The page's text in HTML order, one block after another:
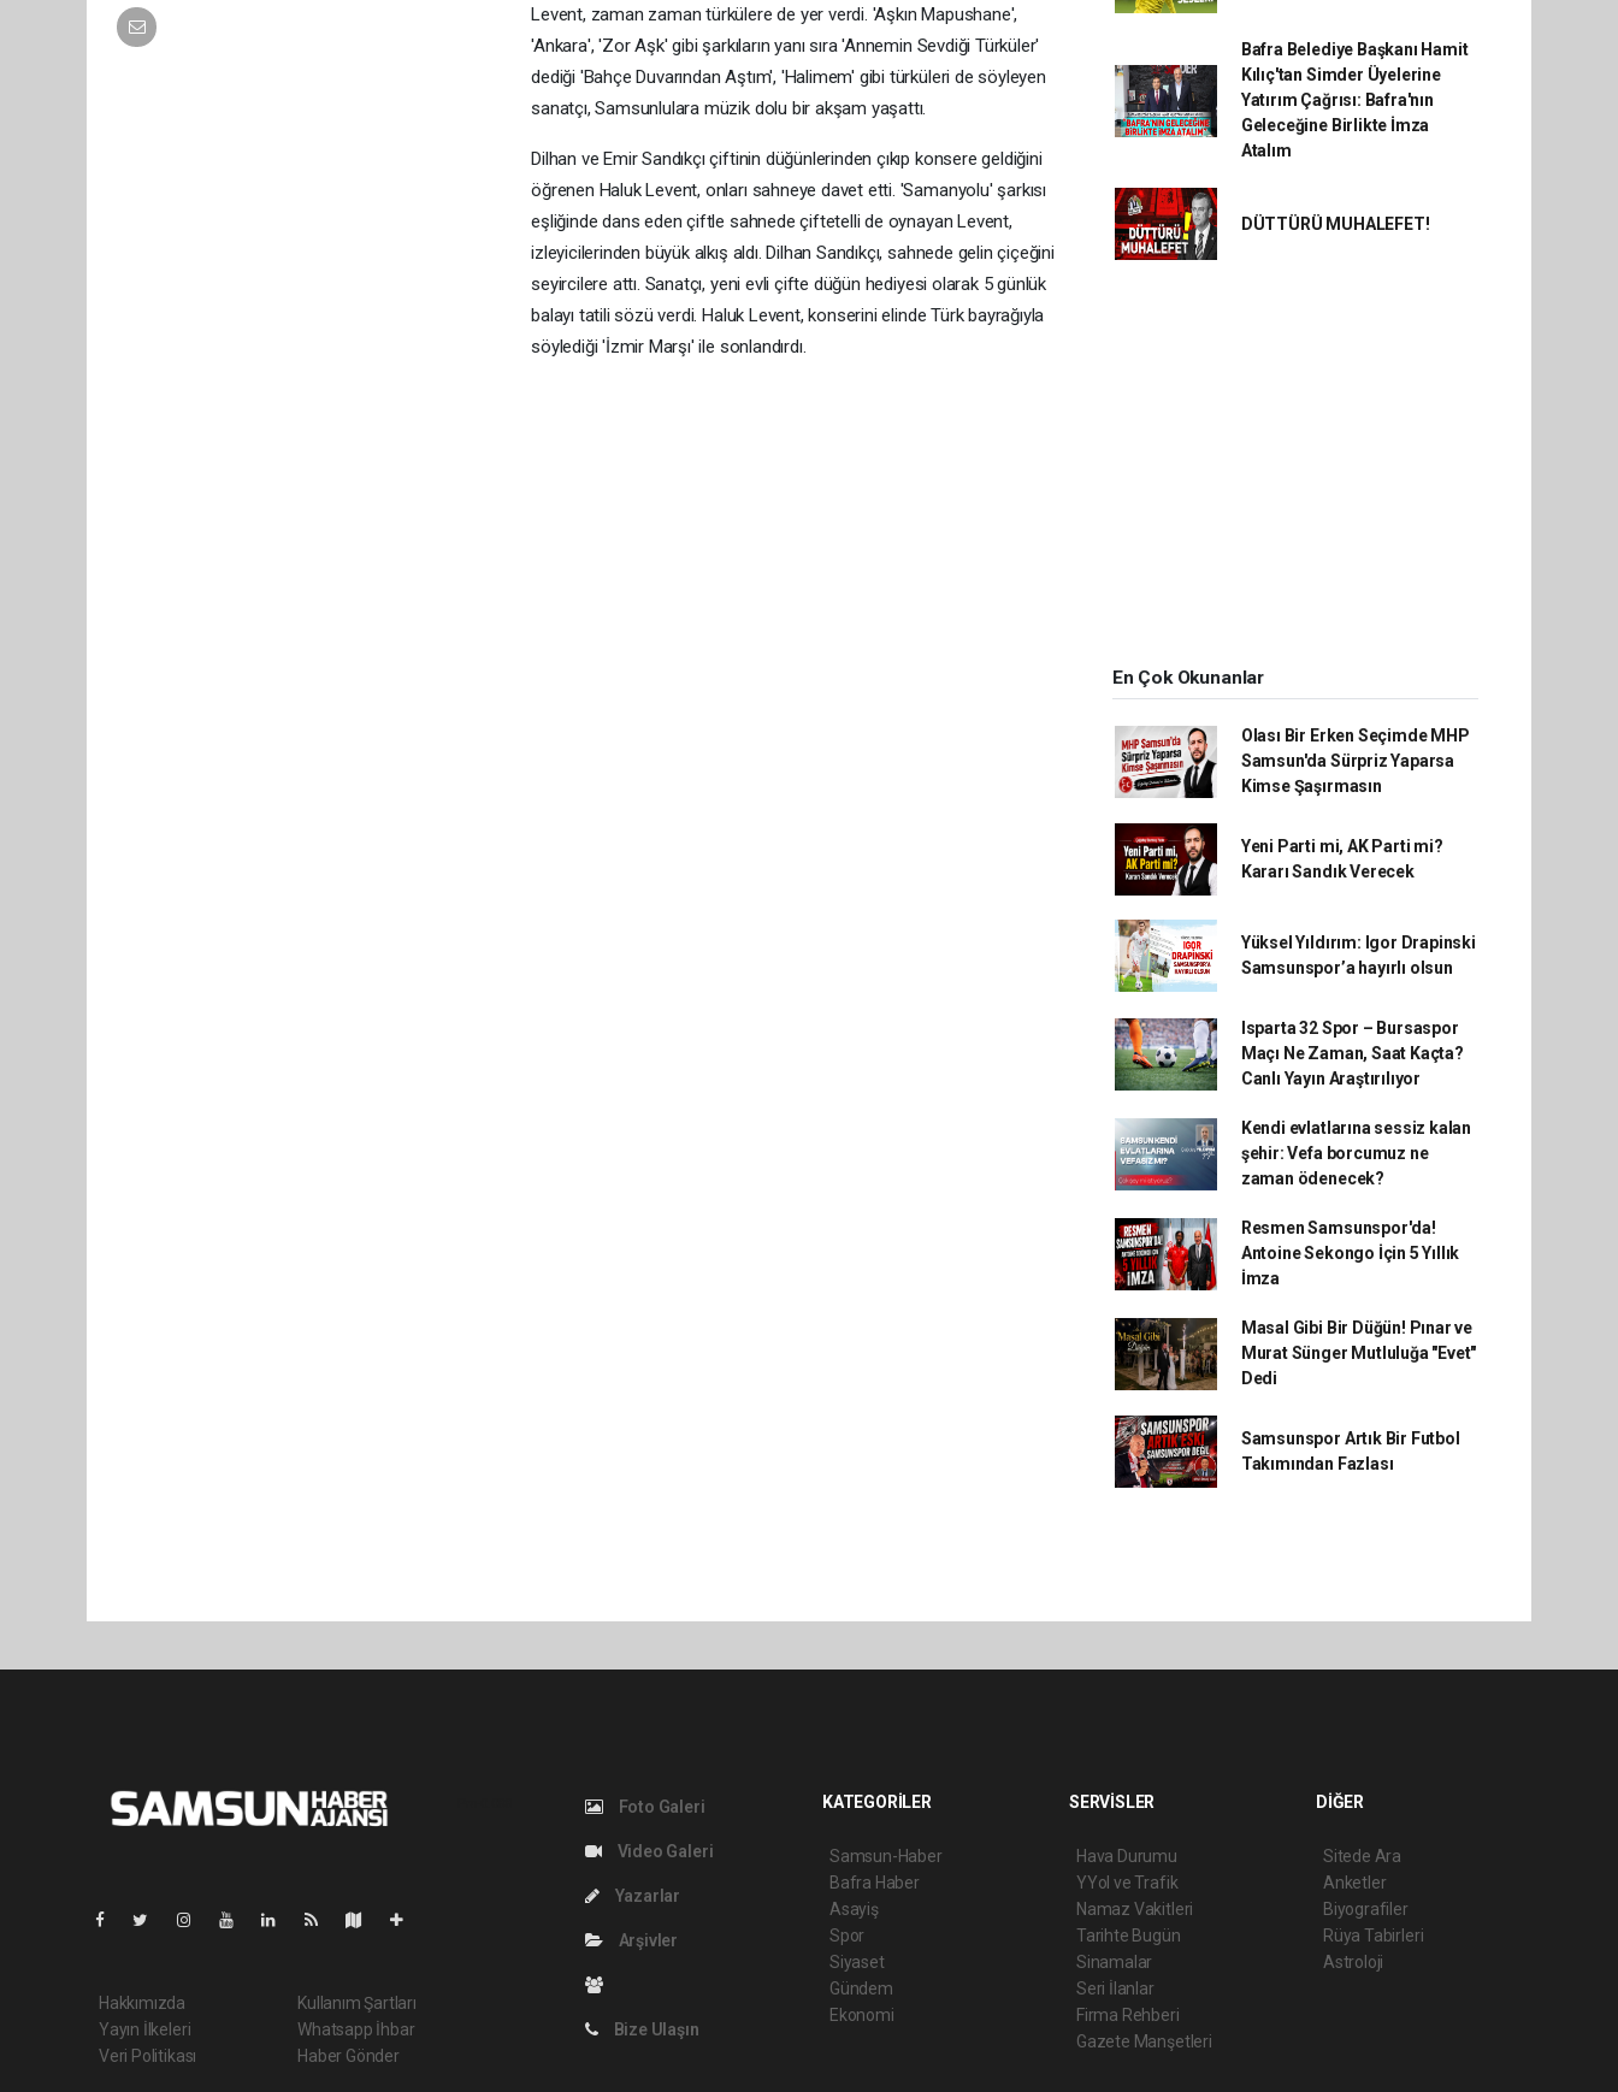
Levent, zaman zaman türkülere de yer verdi. 'Aşkın Mapushane',
'Ankara', 'Zor Aşk' gibi şarkıların yanı sıra 'Annemin Sevdiği Türküler'
dediği 'Bahçe Duvarından Aştım', 'Halimem' gibi türküleri de söyleyen
sanatçı, Samsunlulara müzik dolu bir akşam yaşattı.
Dilhan ve Emir Sandıkçı çiftinin düğünlerinden çıkıp konsere geldiğini
öğrenen Haluk Levent, onları sahneye davet etti. 'Samanyolu' şarkısı
eşliğinde dans eden çiftle sahnede çiftetelli de oynayan Levent,
izleyicilerinden büyük alkış aldı. Dilhan Sandıkçı, sahnede gelin çiçeğini
seyircilere attı. Sanatçı, yeni evli çifte düğün hediyesi olarak 5 günlük
balayı tatili sözü verdi. Haluk Levent, konserini elinde Türk bayrağıyla
söylediği 'İzmir Marşı' ile sonlandırdı.
Bafra Belediye Başkanı Hamit
Kılıç'tan Simder Üyelerine
Yatırım Çağrısı: Bafra'nın
Geleceğine Birlikte İmza
Atalım
DÜTTÜRÜ MUHALEFET!
En Çok Okunanlar
Olası Bir Erken Seçimde MHP
Samsun'da Sürpriz Yaparsa
Kimse Şaşırmasın
Yeni Parti mi, AK Parti mi?
Kararı Sandık Verecek
Yüksel Yıldırım: Igor Drapinski
Samsunspor’a hayırlı olsun
Isparta 32 Spor – Bursaspor
Maçı Ne Zaman, Saat Kaçta?
Canlı Yayın Araştırılıyor
Kendi evlatlarına sessiz kalan
şehir: Vefa borcumuz ne
zaman ödenecek?
Resmen Samsunspor'da!
Antoine Sekongo İçin 5 Yıllık
İmza
Masal Gibi Bir Düğün! Pınar ve
Murat Sünger Mutluluğa "Evet"
Dedi
Samsunspor Artık Bir Futbol
Takımından Fazlası
Hakkımızda
Yayın İlkeleri
Veri Politikası
Kullanım Şartları
Whatsapp İhbar
Haber Gönder
Foto Galeri
Video Galeri
Yazarlar
Arşivler
Bize Ulaşın
KATEGORİLER
Samsun-Haber
Bafra Haber
Asayiş
Spor
Siyaset
Gündem
Ekonomi
SERVİSLER
Hava Durumu
YYol ve Trafik
Namaz Vakitleri
Tarihte Bugün
Sinamalar
Seri İlanlar
Firma Rehberi
Gazete Manşetleri
DİĞER
Sitede Ara
Anketler
Biyografiler
Rüya Tabirleri
Astroloji